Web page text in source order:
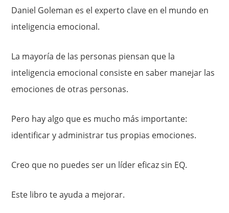
Daniel Goleman es el experto clave en el mundo en
inteligencia emocional.
La mayoría de las personas piensan que la
inteligencia emocional consiste en saber manejar las
emociones de otras personas.
Pero hay algo que es mucho más importante:
identificar y administrar tus propias emociones.
Creo que no puedes ser un líder eficaz sin EQ.
Este libro te ayuda a mejorar.